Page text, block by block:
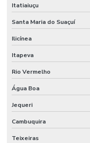
Itatiaiuçu
Santa Maria do Suaçuí
Ilicínea
Itapeva
Rio Vermelho
Água Boa
Jequeri
Cambuquira
Teixeiras